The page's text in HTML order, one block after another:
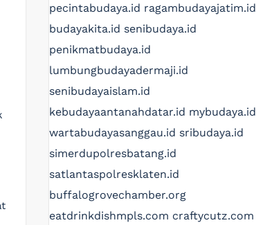
pecintabudaya.id ragambudayajatim.id
budayakita.id senibudaya.id
penikmatbudaya.id
lumbungbudayadermaji.id
senibudayaislam.id
kebudayaantanahdatar.id mybudaya.id
wartabudayasanggau.id sribudaya.id
simerdupolresbatang.id
satlantaspolresklaten.id
buffalogrovechamber.org
eatdrinkdishmpls.com craftycutz.com